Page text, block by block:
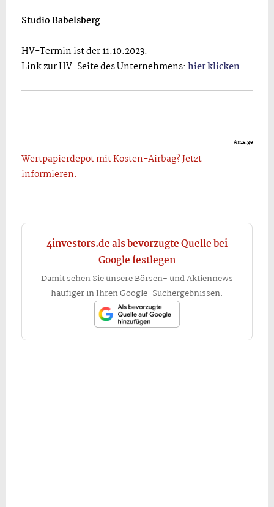
Studio Babelsberg
HV-Termin ist der 11.10.2023.
Link zur HV-Seite des Unternehmens: hier klicken
Anzeige
Wertpapierdepot mit Kosten-Airbag? Jetzt
informieren.
4investors.de als bevorzugte Quelle bei
Google festlegen
Damit sehen Sie unsere Börsen- und Aktiennews
häufiger in Ihren Google-Suchergebnissen.